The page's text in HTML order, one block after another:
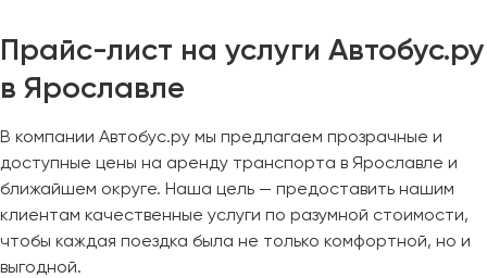
Прайс-лист на услуги Автобус.ру
в Ярославле
В компании Автобус.ру мы предлагаем прозрачные и
доступные цены на аренду транспорта в Ярославле и
ближайшем округе. Наша цель — предоставить нашим
клиентам качественные услуги по разумной стоимости,
чтобы каждая поездка была не только комфортной, но и
выгодной.
Оренбург
Пенза
Пермь
Петрозаводск
Псков
Ростов-на-Дону